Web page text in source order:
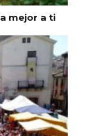
mejor a ti